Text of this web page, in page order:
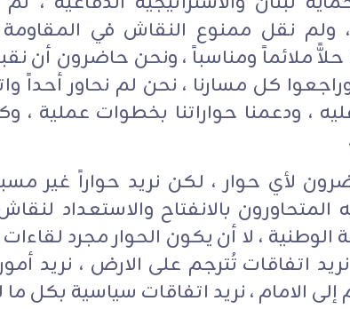
ولم نقل ممنوع النقاش في المقاومة ،
حلاًّ ملائماً ومناسباً ، ونحن حاضرون أن
وراجعوا كل مسارنا ، نحن لم نحاور أحداً
، ودعمنا حواراتنا بخطوات عملية
لأي حوار ، لكن نريد حواراً غير
المتحاورون بالانفتاح والاستعداد
، لا أن يكون الحوار مجرد
نريد اتفاقات تُترجم على الارض ، نريد
الامام ، نريد اتفاقات سياسية بكل